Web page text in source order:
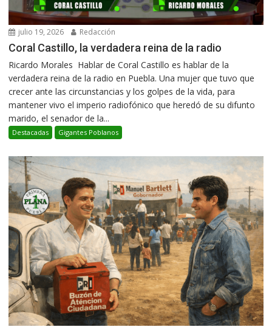
julio 19, 2026 Redacción
Coral Castillo, la verdadera reina de la radio
Ricardo Morales Hablar de Coral Castillo es hablar de la
verdadera reina de la radio en Puebla. Una mujer que tuvo que
crecer ante las circunstancias y los golpes de la vida, para
mantener vivo el imperio radiofónico que heredó de su difunto
marido, el senador de la...
Destacadas Gigantes Poblanos